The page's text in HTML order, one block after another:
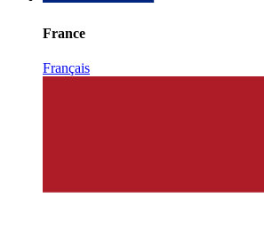
France
Français